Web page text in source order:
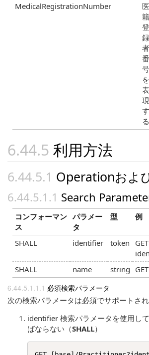
MedicalRegistrationNumber
医
籍
登
録
者
番
号
を
表
現
す
る
利用方法
Operationおよ
Search
コンフォーマン
ス
パラメー
タ
型 例
SHALL identifier token
SHALL
name string
必須検索パラメータ
次の検索パラメータは必須でサポートされ
identifier 検索パラメータを使用し
ばならない（SHALL）